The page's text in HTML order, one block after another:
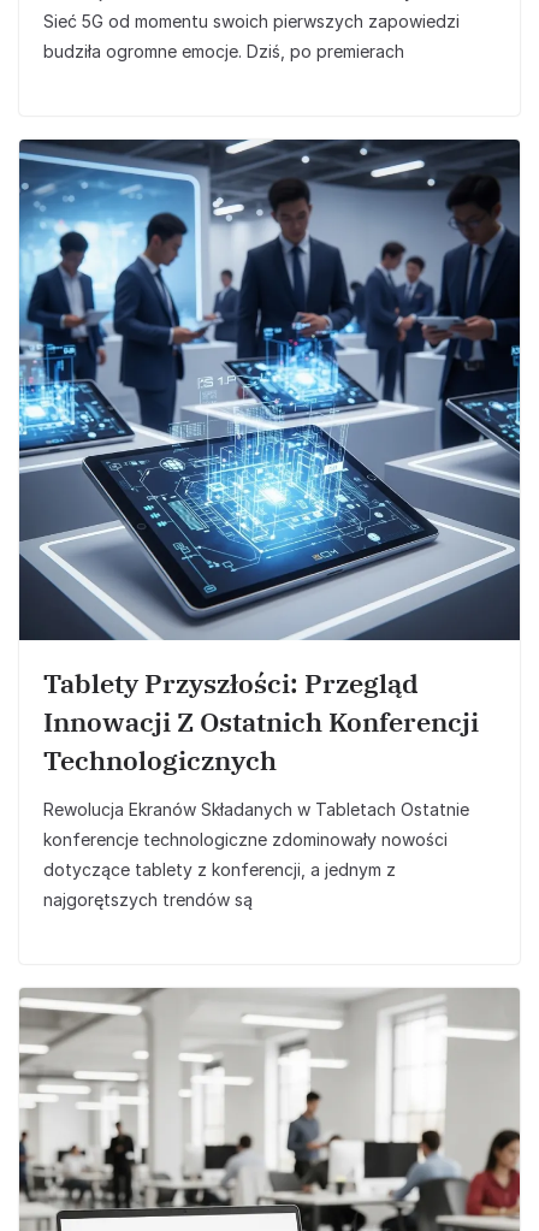
Sieć 5G od momentu swoich pierwszych zapowiedzi
budziła ogromne emocje. Dziś, po premierach
Tablety Przyszłości: Przegląd
Innowacji Z Ostatnich Konferencji
Technologicznych
Rewolucja Ekranów Składanych w Tabletach Ostatnie
konferencje technologiczne zdominowały nowości
dotyczące tablety z konferencji, a jednym z
najgorętszych trendów są